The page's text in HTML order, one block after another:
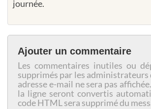
journée.
Ajouter un commentaire
Les commentaires inutiles ou
supprimés par les
adresse e-mail ne sera pas
la ligne seront convertis
code HTML sera supprimé du